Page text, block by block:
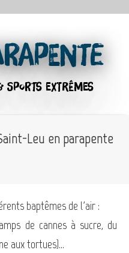
EXTRÊMES
Leu en parapente
baptêmes de l'air :
de cannes à sucre, du
aux tortues)...